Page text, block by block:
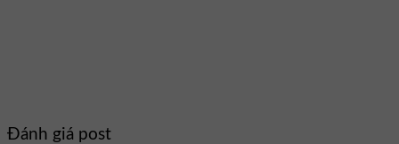
Đánh giá post